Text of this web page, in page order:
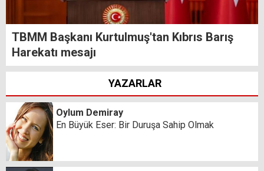
TBMM Başkanı Kurtulmuş'tan Kıbrıs Barış
Harekatı mesajı
YAZARLAR
Oylum Demiray
En Büyük Eser: Bir Duruşa Sahip Olmak